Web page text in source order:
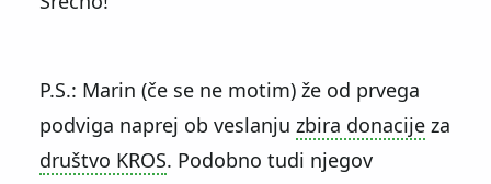
P.S.: Marin (če se ne motim) že od prvega
podviga naprej ob veslanju zbira donacijeza
društvo KROS. Podobno tudi njegov